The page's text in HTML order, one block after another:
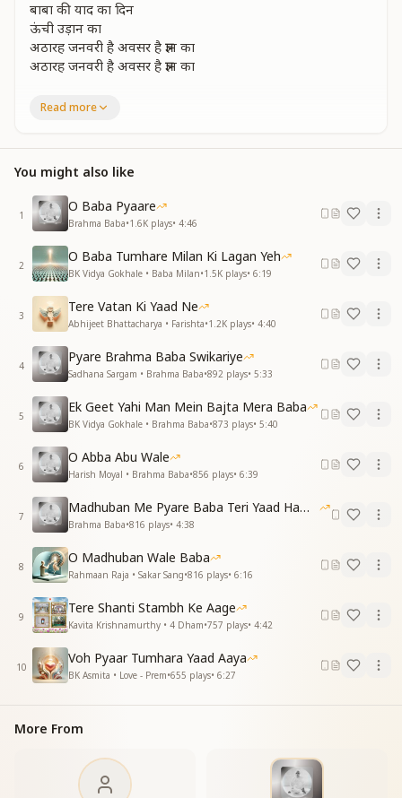
बाबा की याद का दिन
ऊंची उड़ान का
अठारह जनवरी है अवसर है ज्ञान का
अठारह जनवरी है अवसर है ज्ञान का
knowledge.
knowledge.
Eighteenth January is an occasion of spiritual
knowledge.
Eighteenth January is an occasion of spiritual
knowledge.
It is the day of Baba’s remembrance,
it is the day of Baba’s remembrance,
a day to take a high spiritual flight.
Eighteenth January is an occasion of spiritual
knowledge.
Eighteenth January is an occasion of spiritual
knowledge.
मधुबन का कोना कोना
मधुबन का कोना कोना
परम ज्योति के उज्वल
है आत्मा का गहना कैसा
धवल धवल वह निर्मल
अवसर है आज न्यारा
अवसर है आज न्यारा
महिमा की गान का
अठारह जनवरी है अवसर है ज्ञान का
अठारह जनवरी है अवसर है ज्ञान का
Every corner of Madhuban,
every corner of Madhuban,
shines with the Supreme Light.
How pure and radiant is the soul’s ornament,
spotless and completely white.
Today is a unique and special occasion,
today is a unique and special occasion,
to sing songs of divine glory.
knowledge.
Eighteenth January is an occasion of spiritual
Read more
You might also like
1
O Baba Pyaare
Brahma Baba•1.6K plays• 4:46
2
O Baba Tumhare Milan Ki Lagan Yeh
BK Vidya Gokhale • Baba Milan•1.5K plays• 6:19
3
Tere Vatan Ki Yaad Ne
Abhijeet Bhattacharya • Farishta•1.2K plays• 4:40
4
Pyare Brahma Baba Swikariye
Sadhana Sargam • Brahma Baba•892 plays• 5:33
5
Ek Geet Yahi Man Mein Bajta Mera Baba
BK Vidya Gokhale • Brahma Baba•873 plays• 5:40
6
O Abba Abu Wale
Harish Moyal • Brahma Baba•856 plays• 6:39
7
Madhuban Me Pyare Baba Teri Yaad Hamko Aaye
Brahma Baba•816 plays• 4:38
8
O Madhuban Wale Baba
Rahmaan Raja • Sakar Sang•816 plays• 6:16
9
Tere Shanti Stambh Ke Aage
Kavita Krishnamurthy • 4 Dham•757 plays• 4:42
10
Voh Pyaar Tumhara Yaad Aaya
BK Asmita • Love - Prem•655 plays• 6:27
More From